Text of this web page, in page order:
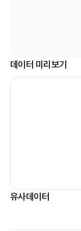
데이터 미리보기
유사데이터